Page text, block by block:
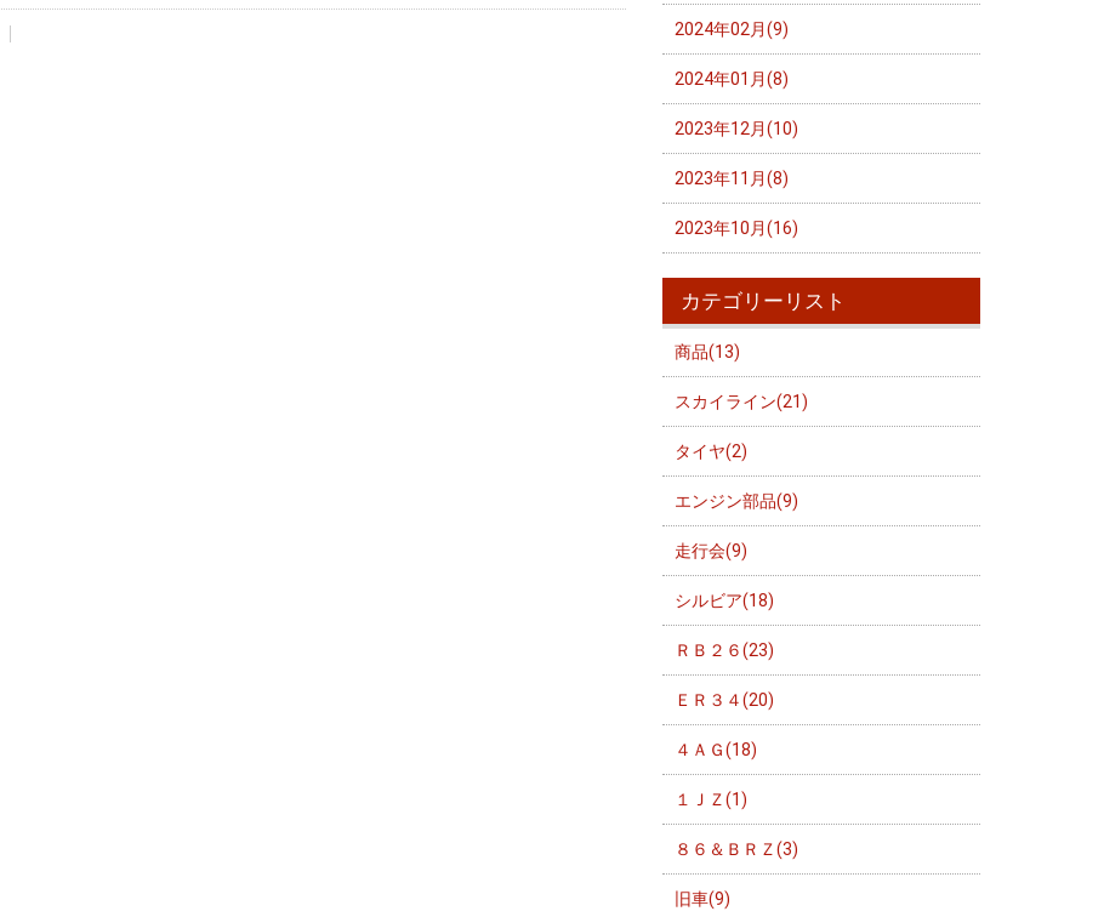
2024年02月(9)
2024年01月(8)
2023年12月(10)
2023年11月(8)
2023年10月(16)
カテゴリーリスト
商品(13)
スカイライン(21)
タイヤ(2)
エンジン部品(9)
走行会(9)
シルビア(18)
ＲＢ２６(23)
ＥＲ３４(20)
４ＡＧ(18)
１ＪＺ(1)
８６＆ＢＲＺ(3)
旧車(9)